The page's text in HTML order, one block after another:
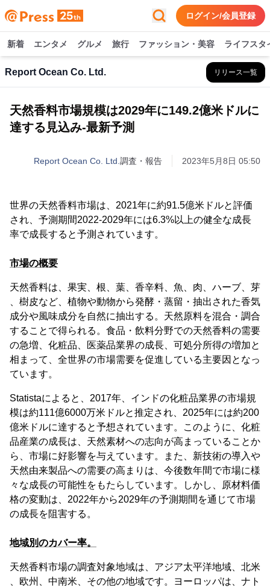
ログイン/会員登録
新着 エンタメ グルメ 旅行 ファッション・美容 ライフスタ
Report Ocean Co. Ltd. リリース一覧
天然香料市場規模は2029年に149.2億米ドルに
達する見込み-最新予測
Report Ocean Co. Ltd. 調査・報告 2023年5月8日 05:50
世界の天然香料市場は、2021年に約91.5億米ドルと評価
され、予測期間2022-2029年には6.3%以上の健全な成長
率で成長すると予測されています。
市場の概要
天然香料は、果実、根、葉、香辛料、魚、肉、ハーブ、芽
、樹皮など、植物や動物から発酵・蒸留・抽出された香気
成分や風味成分を自然に抽出する。天然原料を混合・調合
することで得られる。食品・飲料分野での天然香料の需要
の急増、化粧品、医薬品業界の成長、可処分所得の増加と
相まって、全世界の市場需要を促進している主要因となっ
ています。
Statistaによると、2017年、インドの化粧品業界の市場規
模は約111億6000万米ドルと推定され、2025年には約200
億米ドルに達すると予想されています。このように、化粧
品産業の成長は、天然素材への志向が高まっていることか
ら、市場に好影響を与えています。また、新技術の導入や
天然由来製品への需要の高まりは、今後数年間で市場に様
々な成長の可能性をもたらしています。しかし、原材料価
格の変動は、2022年から2029年の予測期間を通じて市場
の成長を阻害する。
地域別のカバー率。
天然香料市場の調査対象地域は、アジア太平洋地域、北米
、欧州、中南米、その他の地域です。ヨーロッパは、ナト